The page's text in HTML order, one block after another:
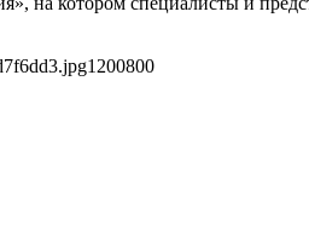
1200800